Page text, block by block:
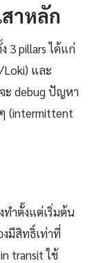
าหลัก
3 pillars ได้แก่
Loki) และ
ะ debug ปัญหา
(intermittent
ทำตั้งแต่เริ่มต้น
งมีสิทธิ์เท่าที่
transit ใช้